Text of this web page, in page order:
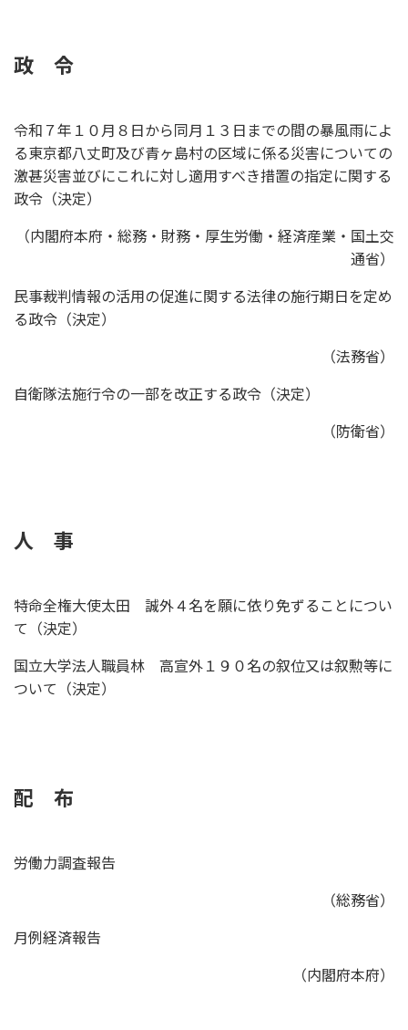
政 令
令和７年１０月８日から同月１３日までの間の暴風雨によ
る東京都八丈町及び青ヶ島村の区域に係る災害についての
激甚災害並びにこれに対し適用すべき措置の指定に関する
政令（決定）
（内閣府本府・総務・財務・厚生労働・経済産業・国土交
通省）
民事裁判情報の活用の促進に関する法律の施行期日を定め
る政令（決定）
（法務省）
自衛隊法施行令の一部を改正する政令（決定）
（防衛省）
人 事
特命全権大使太田 誠外４名を願に依り免ずることについ
て（決定）
国立大学法人職員林 高宣外１９０名の叙位又は叙勲等に
ついて（決定）
配 布
労働力調査報告
（総務省）
月例経済報告
（内閣府本府）